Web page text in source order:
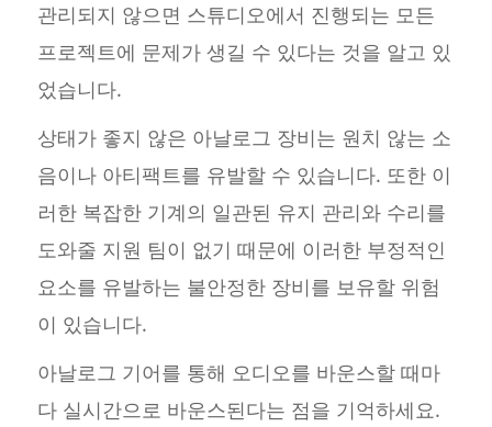
관리되지 않으면 스튜디오에서 진행되는 모든
프로젝트에 문제가 생길 수 있다는 것을 알고 있
었습니다.
상태가 좋지 않은 아날로그 장비는 원치 않는 소
음이나 아티팩트를 유발할 수 있습니다. 또한 이
러한 복잡한 기계의 일관된 유지 관리와 수리를
도와줄 지원 팀이 없기 때문에 이러한 부정적인
요소를 유발하는 불안정한 장비를 보유할 위험
이 있습니다.
아날로그 기어를 통해 오디오를 바운스할 때마
다 실시간으로 바운스된다는 점을 기억하세요.